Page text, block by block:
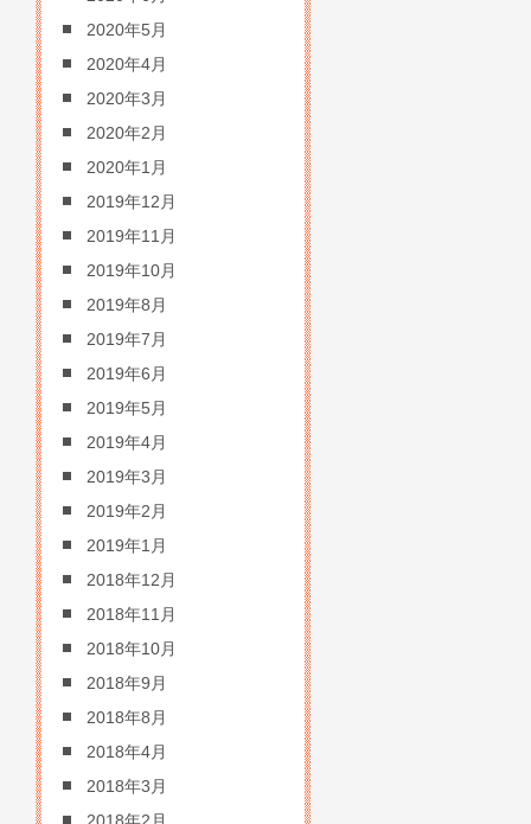
2020年5月
2020年4月
2020年3月
2020年2月
2020年1月
2019年12月
2019年11月
2019年10月
2019年8月
2019年7月
2019年6月
2019年5月
2019年4月
2019年3月
2019年2月
2019年1月
2018年12月
2018年11月
2018年10月
2018年9月
2018年8月
2018年4月
2018年3月